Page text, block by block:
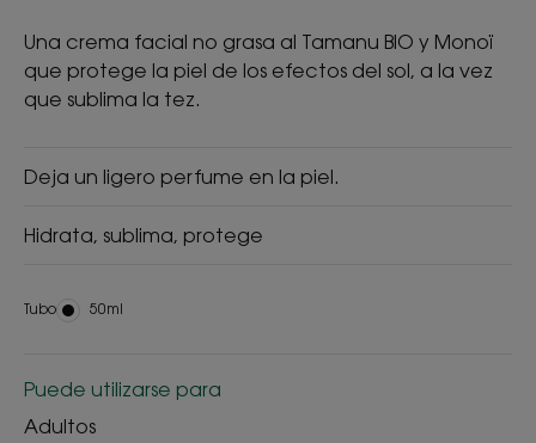
Una crema facial no grasa al Tamanu BIO y Monoï
que protege la piel de los efectos del sol, a la vez
que sublima la tez.
Deja un ligero perfume en la piel.
Hidrata, sublima, protege
Tubo Tubo
50ml
Puede utilizarse para
Adultos